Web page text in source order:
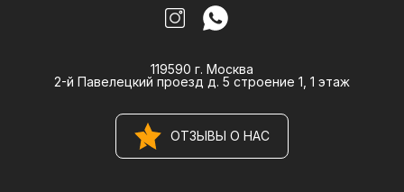
119590 г. Москва
2-й Павелецкий проезд д. 5 строение 1, 1 этаж
ОТЗЫВЫ О НАС